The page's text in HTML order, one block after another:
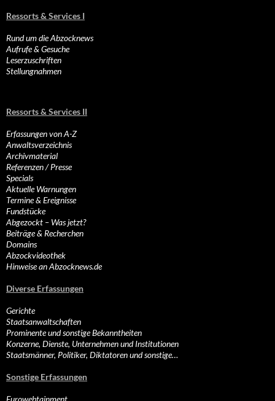
Ressorts & Services I
Rund um die Abzocknews
Aufrufe & Gesuche
Leserzuschriften
Stellungnahmen
Ressorts & Services II
Erfassungen von A-Z
Anwaltsverzeichnis
Archivmaterial
Referenzen / Presse
Specials
Aktuelle Warnungen
Termine & Ereignisse
Fundstücke
Abgezockt – Was jetzt?
Beiträge & Recherchen
Domains
Abzockvideothek
Hinweise an Abzocknews.de
Diverse Erfassungen
Gerichte
Staatsanwaltschaften
Prominente und sonstige Bekanntheiten
Konzerne, Dienste, Unternehmen und Institutionen
Staatsmänner, Politiker, Diktatoren und sonstige…
Sonstige Erfassungen